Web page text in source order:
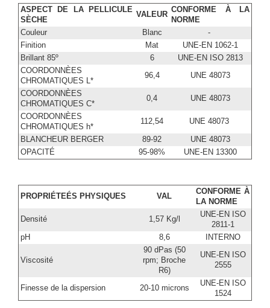
ASPECT DE LA PELLICULE
SÈCHE
VALEUR
CONFORME À LA
NORME
Couleur
Blanc
-
Finition
Mat
UNE-EN 1062-1
Brillant 85º
6
UNE-EN ISO 2813
COORDONNÈES
CHROMATIQUES L*
96,4 UNE 48073
COORDONNÈES
CHROMATIQUES C*
0,4 UNE 48073
COORDONNÈES
CHROMATIQUES h*
112,54 UNE 48073
BLANCHEUR BERGER 89-92
UNE 48073
OPACITÉ
95-98% UNE-EN 13300
PROPRIÉTEÉS PHYSIQUES VAL
CONFORME À
LA NORME
Densité 1,57 Kg/l
UNE-EN ISO
2811-1
pH
8,6 INTERNO
Viscosité
90 dPas (50
rpm; Broche
R6)
UNE-EN ISO
2555
Finesse de la dispersion 20-10 microns
UNE-EN ISO
1524